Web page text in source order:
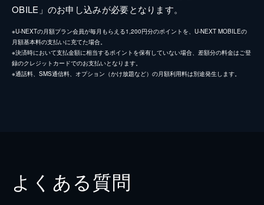
OBILE」のお申し込みが必要となります。
※U-NEXTの月額プラン会員が毎月もらえる1,200円分のポイントを、U-NEXT MOBILEの
月額基本料の支払いに充てた場合。
※決済時において支払金額に相当するポイントを保有していない場合、差額分の料金はご登
録のクレジットカードでのお支払いとなります。
※通話料、SMS通信料、オプション（かけ放題など）の月額利用料は別途発生します。
よくある質問